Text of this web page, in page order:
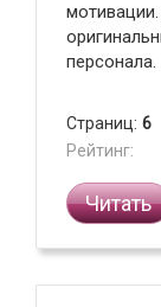
персонала.
Страниц: 6
Рейтинг:
Читать